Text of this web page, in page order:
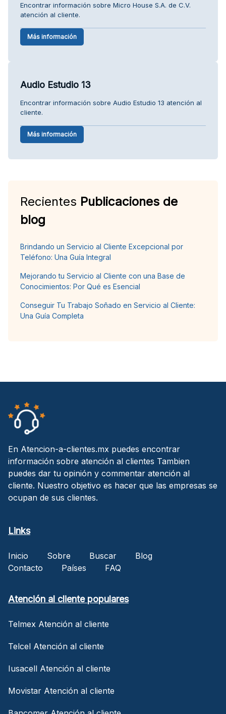
Encontrar información sobre Micro House S.A. de C.V.
atención al cliente.
Más información
Audio Estudio 13
Encontrar información sobre Audio Estudio 13 atención al
cliente.
Más información
Recientes Publicaciones de
blog
Brindando un Servicio al Cliente Excepcional por
Teléfono: Una Guía Integral
Mejorando tu Servicio al Cliente con una Base de
Conocimientos: Por Qué es Esencial
Conseguir Tu Trabajo Soñado en Servicio al Cliente:
Una Guía Completa
En Atencion-a-clientes.mx puedes encontrar
información sobre atención al clientes Tambien
puedes dar tu opinión y commentar atención al
cliente. Nuestro objetivo es hacer que las empresas se
ocupan de sus clientes.
Links
Inicio Sobre Buscar
Blog
Contacto
Países FAQ
Atención al cliente populares
Telmex Atención al cliente
Telcel Atención al cliente
Iusacell Atención al cliente
Movistar Atención al cliente